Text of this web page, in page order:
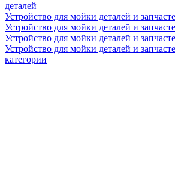
деталей
Устройство для мойки деталей и
Устройство для мойки деталей и
Устройство для мойки деталей и
Устройство для мойки деталей и
категории